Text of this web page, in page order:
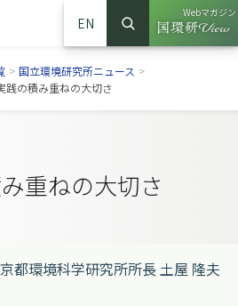
EN
サイト内検索
検索
Webマガジン
（別ウイ
> 国立環境研究所ニュース >
践の積み重ねの大切さ
重ねの大切さ
都環境科学研究所所長 土屋 隆夫